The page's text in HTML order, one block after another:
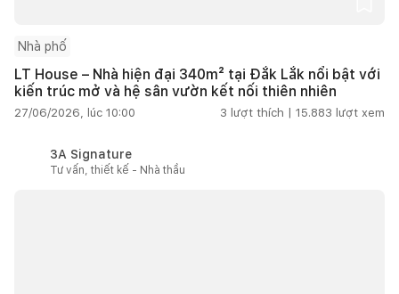
Nhà phố
LT House – Nhà hiện đại 340m² tại Đắk Lắk nổi bật với
kiến trúc mở và hệ sân vườn kết nối thiên nhiên
27/06/2026, lúc 10:00 3 lượt thích | 15.883 lượt xem
3A Signature
Tư vấn, thiết kế - Nhà thầu